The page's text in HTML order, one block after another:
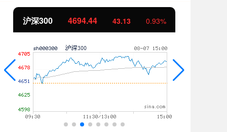
沪深300 4694.44 43.13 0.93%